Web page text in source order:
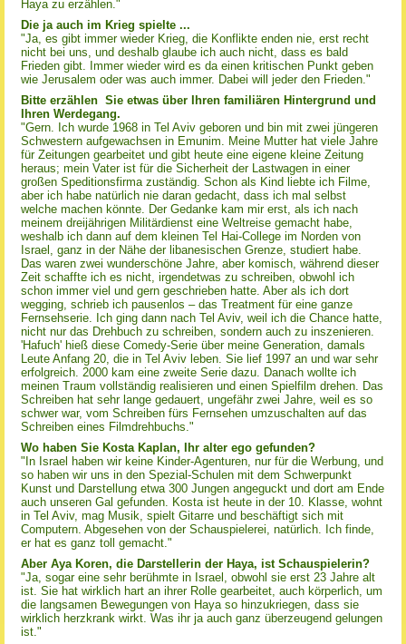
Haya zu erzählen."
Die ja auch im Krieg spielte ...
"Ja, es gibt immer wieder Krieg, die Konflikte enden nie, erst recht
nicht bei uns, und deshalb glaube ich auch nicht, dass es bald
Frieden gibt. Immer wieder wird es da einen kritischen Punkt geben
wie Jerusalem oder was auch immer. Dabei will jeder den Frieden."
Bitte erzählen Sie etwas über Ihren familiären Hintergrund und
Ihren Werdegang.
"Gern. Ich wurde 1968 in Tel Aviv geboren und bin mit zwei jüngeren
Schwestern aufgewachsen in Emunim. Meine Mutter hat viele Jahre
für Zeitungen gearbeitet und gibt heute eine eigene kleine Zeitung
heraus; mein Vater ist für die Sicherheit der Lastwagen in einer
großen Speditionsfirma zuständig. Schon als Kind liebte ich Filme,
aber ich habe natürlich nie daran gedacht, dass ich mal selbst
welche machen könnte. Der Gedanke kam mir erst, als ich nach
meinem dreijährigen Militärdienst eine Weltreise gemacht habe,
weshalb ich dann auf dem kleinen Tel Hai-College im Norden von
Israel, ganz in der Nähe der libanesischen Grenze, studiert habe.
Das waren zwei wunderschöne Jahre, aber komisch, während dieser
Zeit schaffte ich es nicht, irgendetwas zu schreiben, obwohl ich
schon immer viel und gern geschrieben hatte. Aber als ich dort
wegging, schrieb ich pausenlos – das Treatment für eine ganze
Fernsehserie. Ich ging dann nach Tel Aviv, weil ich die Chance hatte,
nicht nur das Drehbuch zu schreiben, sondern auch zu inszenieren.
'Hafuch' hieß diese Comedy-Serie über meine Generation, damals
Leute Anfang 20, die in Tel Aviv leben. Sie lief 1997 an und war sehr
erfolgreich. 2000 kam eine zweite Serie dazu. Danach wollte ich
meinen Traum vollständig realisieren und einen Spielfilm drehen. Das
Schreiben hat sehr lange gedauert, ungefähr zwei Jahre, weil es so
schwer war, vom Schreiben fürs Fernsehen umzuschalten auf das
Schreiben eines Filmdrehbuchs."
Wo haben Sie Kosta Kaplan, Ihr alter ego gefunden?
"In Israel haben wir keine Kinder-Agenturen, nur für die Werbung, und
so haben wir uns in den Spezial-Schulen mit dem Schwerpunkt
Kunst und Darstellung etwa 300 Jungen angeguckt und dort am Ende
auch unseren Gal gefunden. Kosta ist heute in der 10. Klasse, wohnt
in Tel Aviv, mag Musik, spielt Gitarre und beschäftigt sich mit
Computern. Abgesehen von der Schauspielerei, natürlich. Ich finde,
er hat es ganz toll gemacht."
Aber Aya Koren, die Darstellerin der Haya, ist Schauspielerin?
"Ja, sogar eine sehr berühmte in Israel, obwohl sie erst 23 Jahre alt
ist. Sie hat wirklich hart an ihrer Rolle gearbeitet, auch körperlich, um
die langsamen Bewegungen von Haya so hinzukriegen, dass sie
wirklich herzkrank wirkt. Was ihr ja auch ganz überzeugend gelungen
ist."